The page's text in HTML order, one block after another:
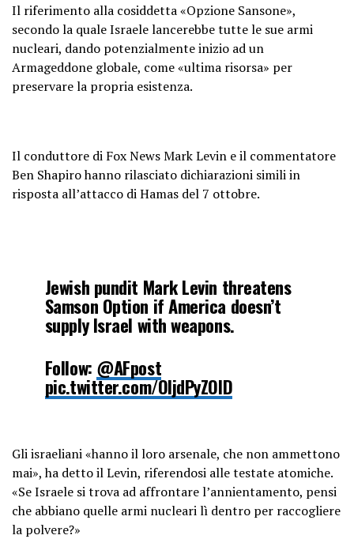
Il riferimento alla cosiddetta «Opzione Sansone»,
secondo la quale Israele lancerebbe tutte le sue armi
nucleari, dando potenzialmente inizio ad un
Armageddone globale, come «ultima risorsa» per
preservare la propria esistenza.
Il conduttore di Fox News Mark Levin e il commentatore
Ben Shapiro hanno rilasciato dichiarazioni simili in
risposta all’attacco di Hamas del 7 ottobre.
Jewish pundit Mark Levin threatens
Samson Option if America doesn’t
supply Israel with weapons.
Follow: @AFpost
pic.twitter.com/OIjdPyZOlD
2023
Gli israeliani «hanno il loro arsenale, che non ammettono
mai», ha detto il Levin, riferendosi alle testate atomiche.
«Se Israele si trova ad affrontare l’annientamento, pensi
che abbiano quelle armi nucleari lì dentro per raccogliere
la polvere?»